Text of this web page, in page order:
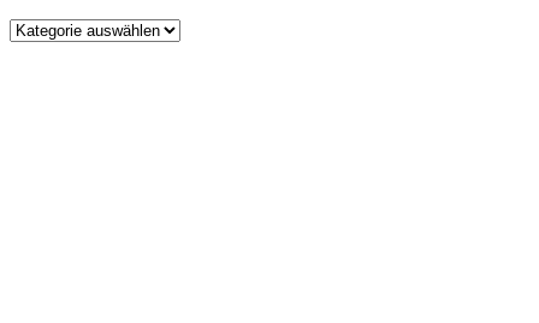
Kategorien